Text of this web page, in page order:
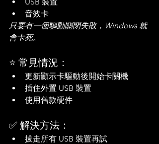
音效卡
只要有一個驅動關閉失敗，Windows 就
會卡死。
⭐ 常見情況：
更新顯示卡驅動後開始卡關機
插住外置 USB 裝置
使用舊款硬件
✅ 解決方法：
拔走所有 USB 裝置再試